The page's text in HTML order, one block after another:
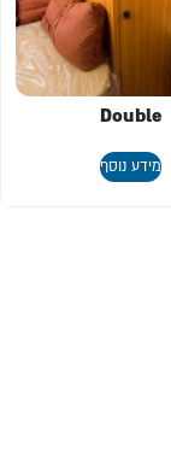
Double
מידע נוסף